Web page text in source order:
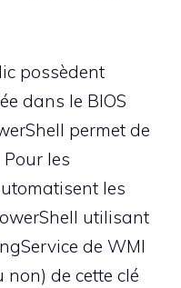
possèdent
dans le BIOS
permet de
Pour les
les
utilisant
de WMI
non) de cette clé